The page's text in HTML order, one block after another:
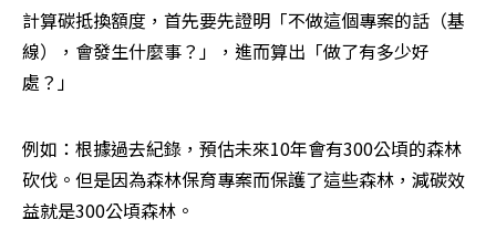
計算碳抵換額度，首先要先證明「不做這個專案的話（基
線），會發生什麼事？」，進而算出「做了有多少好
處？」
例如：根據過去紀錄，預估未來10年會有300公頃的森林
砍伐。但是因為森林保育專案而保護了這些森林，減碳效
益就是300公頃森林。